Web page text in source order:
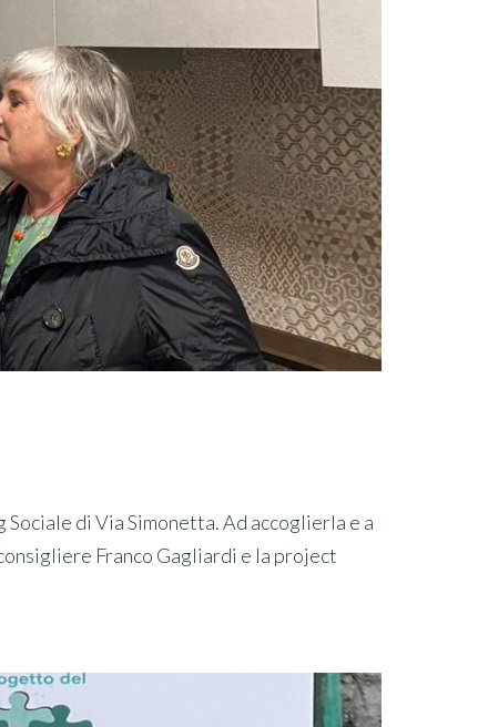
di Via Simonetta. Ad accoglierla e a
Franco Gagliardi e la project